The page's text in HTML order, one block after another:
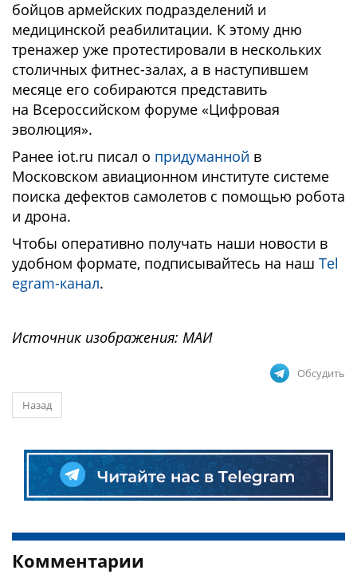
бойцов армейских подразделений и
медицинской реабилитации. К этому дню
тренажер уже протестировали в нескольких
столичных фитнес-залах, а в наступившем
месяце его собираются представить
на Всероссийском форуме «Цифровая
эволюция».
Ранее iot.ru писал о придуманной в
Московском авиационном институте системе
поиска дефектов самолетов с помощью робота
и дрона.
Чтобы оперативно получать наши новости в
удобном формате, подписывайтесь на наш Tel
egram-канал.
Источник изображения: МАИ
Обсудить
Назад
Комментарии